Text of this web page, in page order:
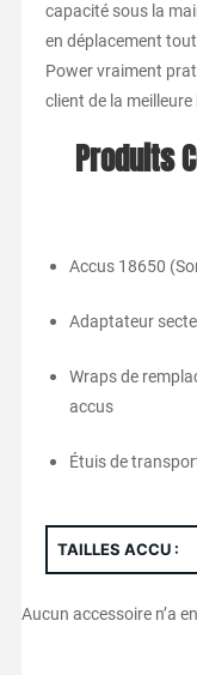
capacité sous la
en déplacement
Power vraiment
client de la
Produits
Accus 18650
Adaptateur
Wraps de
accus
Étuis de
TAILLES ACCU :
Aucun accessoire n’a